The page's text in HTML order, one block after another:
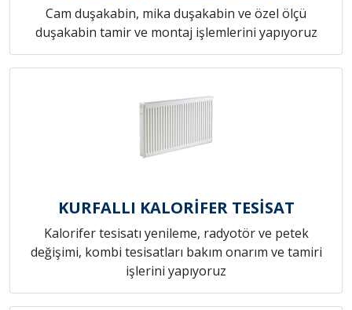
Cam duşakabin, mika duşakabin ve özel ölçü
duşakabin tamir ve montaj işlemlerini yapıyoruz
KURFALLI KALORİFER TESİSAT
Kalorifer tesisatı yenileme, radyotör ve petek
değişimi, kombi tesisatları bakım onarım ve tamiri
işlerini yapıyoruz